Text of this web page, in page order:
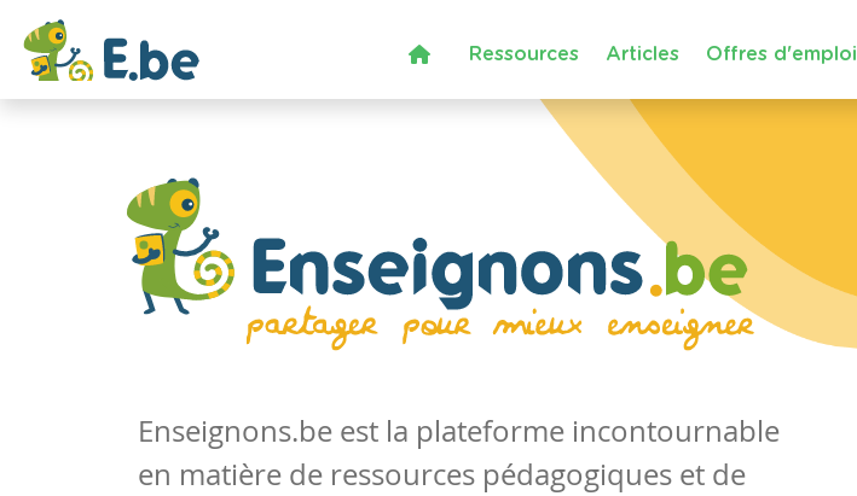
Ressources Articles Offres d'emploi
Enseignons.be est la plateforme incontournable
en matière de ressources pédagogiques et de